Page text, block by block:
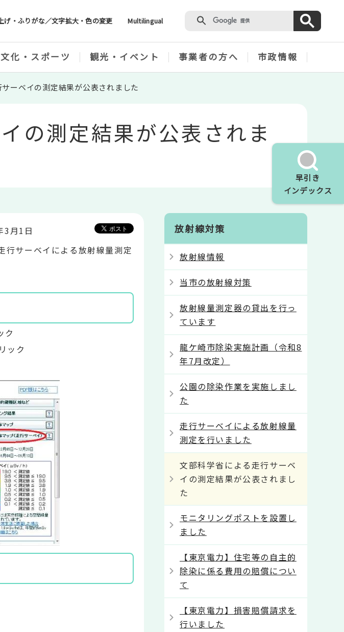
げ・ふりがな／文字拡大・色の変更 Multilingual
早引き
インデックス
化・スポーツ 観光・イベント 事業者の方へ 市政情報
ーベイの測定結果が公表されました
の測定結果が公表されま
3月1日
サーベイによる放射線量測定
ク
ック
放射線対策
放射線情報
当市の放射線対策
放射線量測定器の貸出を行っ
ています
龍ケ崎市除染実施計画（令和8
年7月改定）
公園の除染作業を実施しまし
た
走行サーベイによる放射線量
測定を行いました
文部科学省による走行サーベ
イの測定結果が公表されまし
た
モニタリングポストを設置し
ました
【東京電力】住宅等の自主的
除染に係る費用の賠償につい
て
【東京電力】損害賠償請求を
行いました